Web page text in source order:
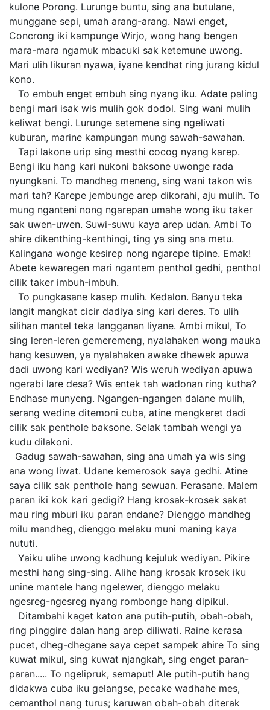
kulone Porong. Lurunge buntu, sing ana butulane,
munggane sepi, umah arang-arang. Nawi enget,
Concrong iki kampunge Wirjo, wong hang bengen
mara-mara ngamuk mbacuki sak ketemune uwong.
Mari ulih likuran nyawa, iyane kendhat ring jurang kidul
kono.
To embuh enget embuh sing nyang iku. Adate paling
bengi mari isak wis mulih gok dodol. Sing wani mulih
keliwat bengi. Lurunge setemene sing ngeliwati
kuburan, marine kampungan mung sawah-sawahan.
Tapi lakone urip sing mesthi cocog nyang karep.
Bengi iku hang kari nukoni baksone uwonge rada
nyungkani. To mandheg meneng, sing wani takon wis
mari tah? Karepe jembunge arep dikorahi, aju mulih. To
mung nganteni nong ngarepan umahe wong iku taker
sak uwen-uwen. Suwi-suwu kaya arep udan. Ambi To
ahire dikenthing-kenthingi, ting ya sing ana metu.
Kalingana wonge kesirep nong ngarepe tipine. Emak!
Abete kewaregen mari ngantem penthol gedhi, penthol
cilik taker imbuh-imbuh.
To pungkasane kasep mulih. Kedalon. Banyu teka
langit mangkat cicir dadiya sing kari deres. To ulih
silihan mantel teka langganan liyane. Ambi mikul, To
sing leren-leren gemeremeng, nyalahaken wong mauka
hang kesuwen, ya nyalahaken awake dhewek apuwa
dadi uwong kari wediyan? Wis weruh wediyan apuwa
ngerabi lare desa? Wis entek tah wadonan ring kutha?
Endhase munyeng. Ngangen-ngangen dalane mulih,
serang wedine ditemoni cuba, atine mengkeret dadi
cilik sak penthole baksone. Selak tambah wengi ya
kudu dilakoni.
Gadug sawah-sawahan, sing ana umah ya wis sing
ana wong liwat. Udane kemerosok saya gedhi. Atine
saya cilik sak penthole hang sewuan. Perasane. Malem
paran iki kok kari gedigi? Hang krosak-krosek sakat
mau ring mburi iku paran endane? Dienggo mandheg
milu mandheg, dienggo melaku muni maning kaya
nututi.
Yaiku ulihe uwong kadhung kejuluk wediyan. Pikire
mesthi hang sing-sing. Alihe hang krosak krosek iku
unine mantele hang ngelewer, dienggo melaku
ngesreg-ngesreg nyang rombonge hang dipikul.
Ditambahi kaget katon ana putih-putih, obah-obah,
ring pinggire dalan hang arep diliwati. Raine kerasa
pucet, dheg-dhegane saya cepet sampek ahire To sing
kuwat mikul, sing kuwat njangkah, sing enget paran-
paran..... To ngelipruk, semaput! Ale putih-putih hang
didakwa cuba iku gelangse, pecake wadhahe mes,
cemanthol nang turus; karuwan obah-obah diterak